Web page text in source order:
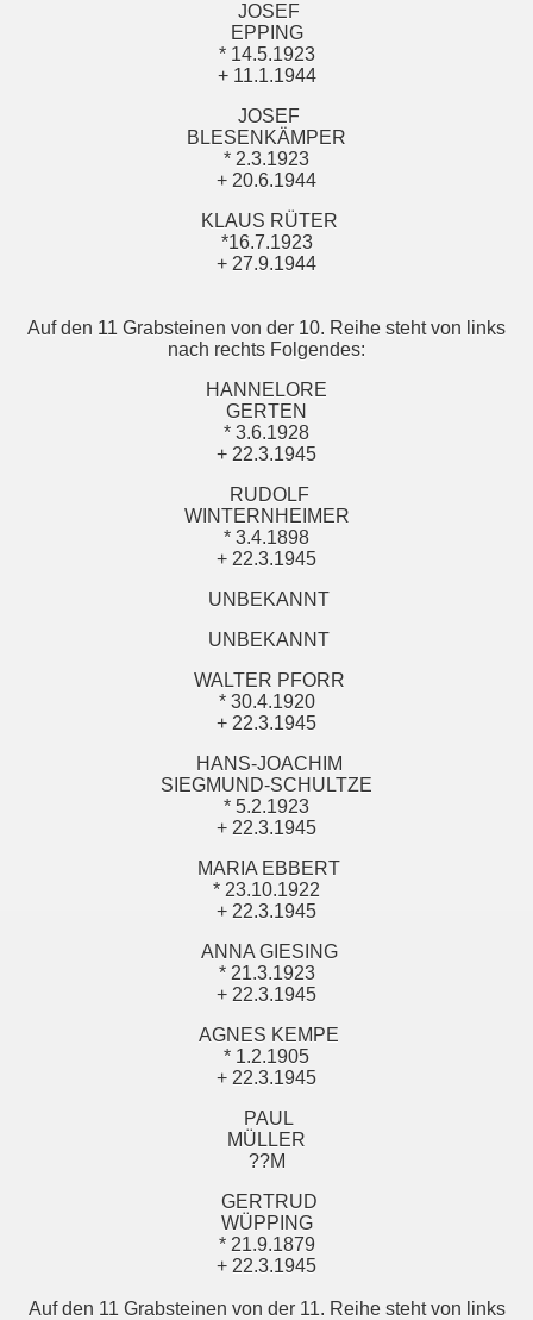
JOSEF
EPPING
* 14.5.1923
+ 11.1.1944
JOSEF
BLESENKÄMPER
* 2.3.1923
+ 20.6.1944
KLAUS RÜTER
*16.7.1923
+ 27.9.1944
Auf den 11 Grabsteinen von der 10. Reihe steht von links
nach rechts Folgendes:
HANNELORE
GERTEN
* 3.6.1928
+ 22.3.1945
RUDOLF
WINTERNHEIMER
* 3.4.1898
+ 22.3.1945
UNBEKANNT
UNBEKANNT
WALTER PFORR
* 30.4.1920
+ 22.3.1945
HANS-JOACHIM
SIEGMUND-SCHULTZE
* 5.2.1923
+ 22.3.1945
MARIA EBBERT
* 23.10.1922
+ 22.3.1945
ANNA GIESING
* 21.3.1923
+ 22.3.1945
AGNES KEMPE
* 1.2.1905
+ 22.3.1945
PAUL
MÜLLER
??M
GERTRUD
WÜPPING
* 21.9.1879
+ 22.3.1945
Auf den 11 Grabsteinen von der 11. Reihe steht von links